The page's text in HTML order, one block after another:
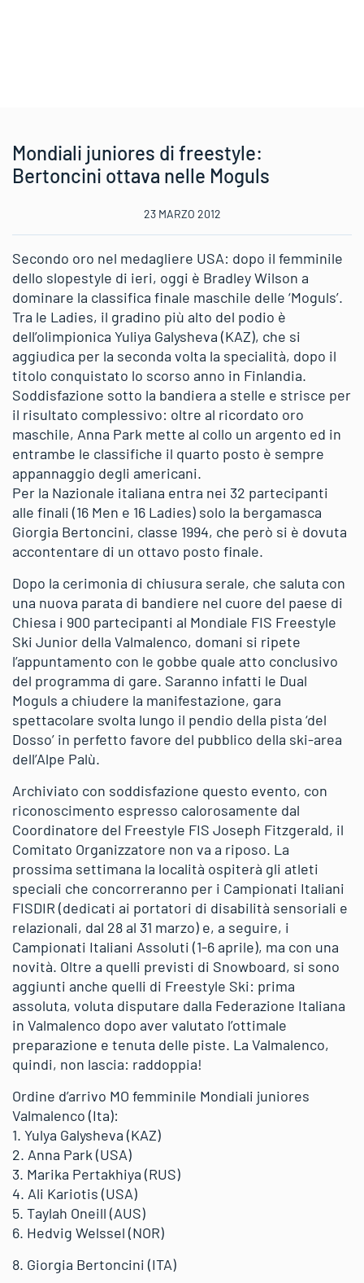
Mondiali juniores di freestyle:
Bertoncini ottava nelle Moguls
23 MARZO 2012
Secondo oro nel medagliere USA: dopo il femminile
dello slopestyle di ieri, oggi è Bradley Wilson a
dominare la classifica finale maschile delle ‘Moguls’.
Tra le Ladies, il gradino più alto del podio è
dell’olimpionica Yuliya Galysheva (KAZ), che si
aggiudica per la seconda volta la specialità, dopo il
titolo conquistato lo scorso anno in Finlandia.
Soddisfazione sotto la bandiera a stelle e strisce per
il risultato complessivo: oltre al ricordato oro
maschile, Anna Park mette al collo un argento ed in
entrambe le classifiche il quarto posto è sempre
appannaggio degli americani.
Per la Nazionale italiana entra nei 32 partecipanti
alle finali (16 Men e 16 Ladies) solo la bergamasca
Giorgia Bertoncini, classe 1994, che però si è dovuta
accontentare di un ottavo posto finale.
Dopo la cerimonia di chiusura serale, che saluta con
una nuova parata di bandiere nel cuore del paese di
Chiesa i 900 partecipanti al Mondiale FIS Freestyle
Ski Junior della Valmalenco, domani si ripete
l’appuntamento con le gobbe quale atto conclusivo
del programma di gare. Saranno infatti le Dual
Moguls a chiudere la manifestazione, gara
spettacolare svolta lungo il pendio della pista ‘del
Dosso’ in perfetto favore del pubblico della ski-area
dell’Alpe Palù.
Archiviato con soddisfazione questo evento, con
riconoscimento espresso calorosamente dal
Coordinatore del Freestyle FIS Joseph Fitzgerald, il
Comitato Organizzatore non va a riposo. La
prossima settimana la località ospiterà gli atleti
speciali che concorreranno per i Campionati Italiani
FISDIR (dedicati ai portatori di disabilità sensoriali e
relazionali, dal 28 al 31 marzo) e, a seguire, i
Campionati Italiani Assoluti (1-6 aprile), ma con una
novità. Oltre a quelli previsti di Snowboard, si sono
aggiunti anche quelli di Freestyle Ski: prima
assoluta, voluta disputare dalla Federazione Italiana
in Valmalenco dopo aver valutato l’ottimale
preparazione e tenuta delle piste. La Valmalenco,
quindi, non lascia: raddoppia!
Ordine d’arrivo MO femminile Mondiali juniores
Valmalenco (Ita):
1. Yulya Galysheva (KAZ)
2. Anna Park (USA)
3. Marika Pertakhiya (RUS)
4. Ali Kariotis (USA)
5. Taylah Oneill (AUS)
6. Hedvig Welssel (NOR)
8. Giorgia Bertoncini (ITA)